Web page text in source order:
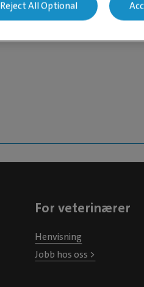
For veterinærer
Henvisning
Jobb hos oss >
Reject All Optional